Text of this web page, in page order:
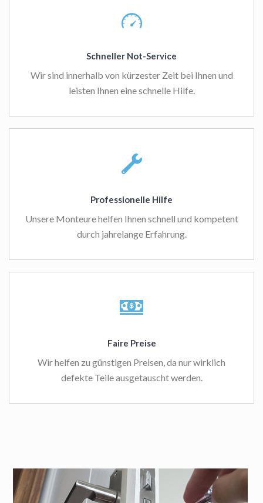
Schneller Not-Service
Wir sind innerhalb von kürzester Zeit bei Ihnen und
leisten Ihnen eine schnelle Hilfe.
Professionelle Hilfe
Unsere Monteure helfen Ihnen schnell und kompetent
durch jahrelange Erfahrung.
Faire Preise
Wir helfen zu günstigen Preisen, da nur wirklich
defekte Teile ausgetauscht werden.